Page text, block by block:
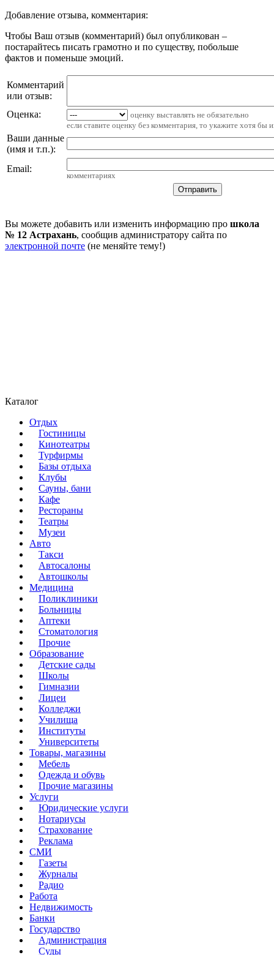
Добавление отзыва, комментария:
Чтобы Ваш отзыв (комментарий) был опубликован –
постарайтесь писать грамотно и по существу, побольше
фактов и поменьше эмоций.
Комментарий
или отзыв:
Оценка:
оценку выставлять не обязательно
если ставите оценку без комментария, то укажите хотя бы
Ваши данные
(имя и т.п.):
Email:
комментариях
Вы можете добавить или изменить информацию про школа
№ 12 Астрахань, сообщив администратору сайта по
электронной почте (не меняйте тему!)
Каталог
Отдых
Гостиницы
Кинотеатры
Турфирмы
Базы отдыха
Клубы
Сауны, бани
Кафе
Рестораны
Театры
Музеи
Авто
Такси
Автосалоны
Автошколы
Медицина
Поликлиники
Больницы
Аптеки
Стоматология
Прочие
Образование
Детские сады
Школы
Гимназии
Лицеи
Колледжи
Училища
Институты
Университеты
Товары, магазины
Мебель
Одежда и обувь
Прочие магазины
Услуги
Юридические услуги
Нотариусы
Страхование
Реклама
СМИ
Газеты
Журналы
Радио
Работа
Недвижимость
Банки
Государство
Администрация
Суды